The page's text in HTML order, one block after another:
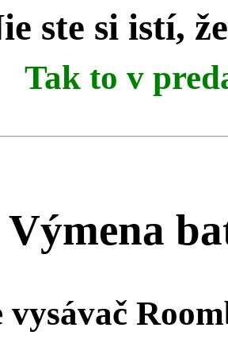
ste si istí,
Tak to v
Výmena
vysávač